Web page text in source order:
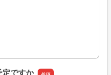
ですか